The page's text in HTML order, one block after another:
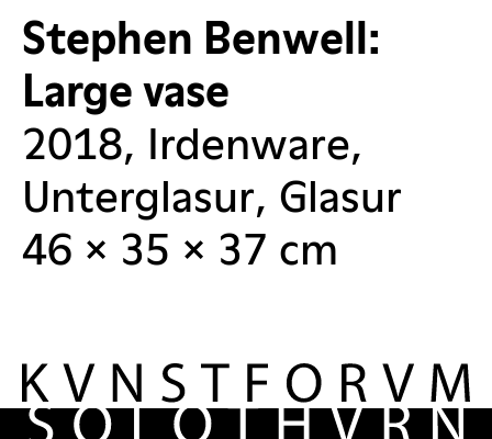
Stephen Benwell:
Large vase
2018, Irdenware,
Unterglasur, Glasur
46 × 35 × 37 cm